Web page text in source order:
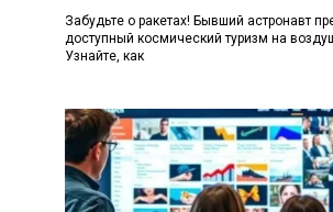
Забудьте о ракетах! Бывший астронавт
доступный космический туризм на
Узнайте, как